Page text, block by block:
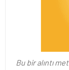
Bu bir alıntı